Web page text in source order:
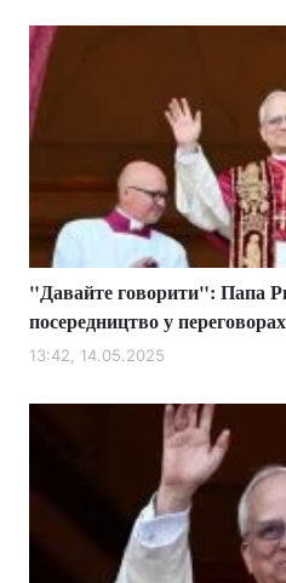
"Давайте говорити": Папа
посередництво у
13:42, 14.05.2025